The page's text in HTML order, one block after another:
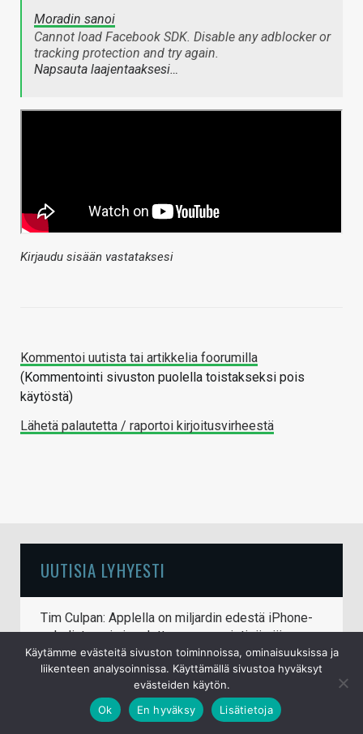
Moradin sanoi
Cannot load Facebook SDK. Disable any adblocker or
tracking protection and try again.
Napsauta laajentaaksesi…
Kirjaudu sisään vastataksesi
Kommentoi uutista tai artikkelia foorumilla
(Kommentointi sivuston puolella toistakseksi pois
käytöstä)
Lähetä palautetta / raportoi kirjoitusvirheestä
UUTISIA LYHYESTI
Tim Culpan: Applella on miljardin edestä iPhone-
puhelinten siruja odottamassa muistipiirejä
7.8.2026
Samsungin huhutaan tiputtavan Galaxy S27
Ultrasta neljännen takakameran pois
Käytämme evästeitä sivuston toiminnoissa, ominaisuuksissa ja
liikenteen analysoinnissa. Käyttämällä sivustoa hyväksyt
evästeiden käytön.
Ok
En hyväksy Lisätietoja